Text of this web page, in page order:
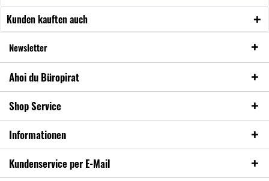
Kunden kauften auch
Newsletter
Ahoi du Büropirat
Shop Service
Informationen
Kundenservice per E-Mail